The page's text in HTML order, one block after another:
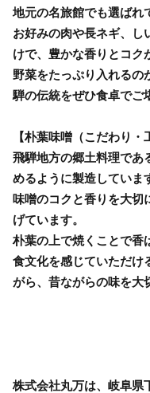
地元の名旅館でも選ばれ
お好みの肉や長ネギ、し
けで、豊かな香りとコク
野菜をたっぷり入れるの
騨の伝統をぜひ食卓でご
【朴葉味噌（こだわり・
飛騨地方の郷土料理であ
めるように製造していま
味噌のコクと香りを大切
げています。
朴葉の上で焼くことで香
食文化を感じていただけ
がら、昔ながらの味を大
株式会社丸万は、岐阜県